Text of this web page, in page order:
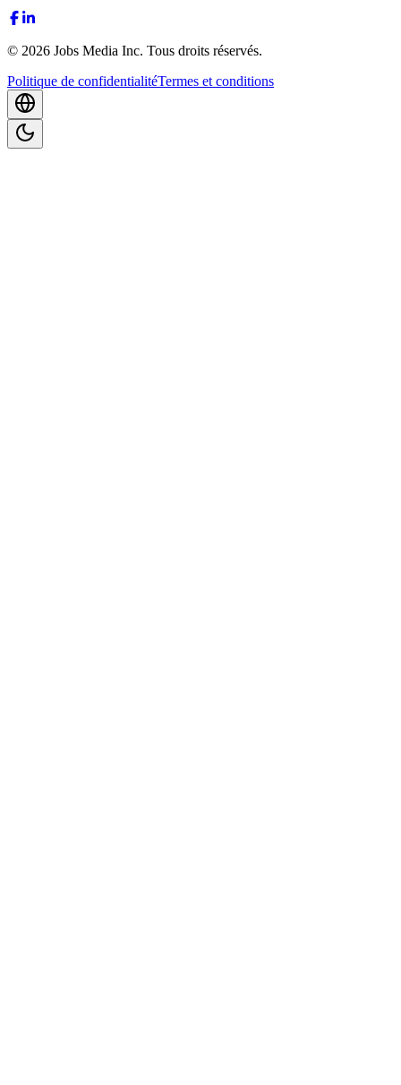
© 2026 Jobs Media Inc. Tous droits réservés.
Politique de confidentialitéTermes et conditions